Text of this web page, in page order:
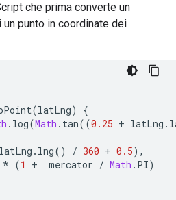
che prima converte un
un punto in coordinate dei
(latLng)
{
. log(Math . tan((0.25 + latLng .
latLng . lng() / 360 + 0.5),
* (1 + mercator / Math . PI)